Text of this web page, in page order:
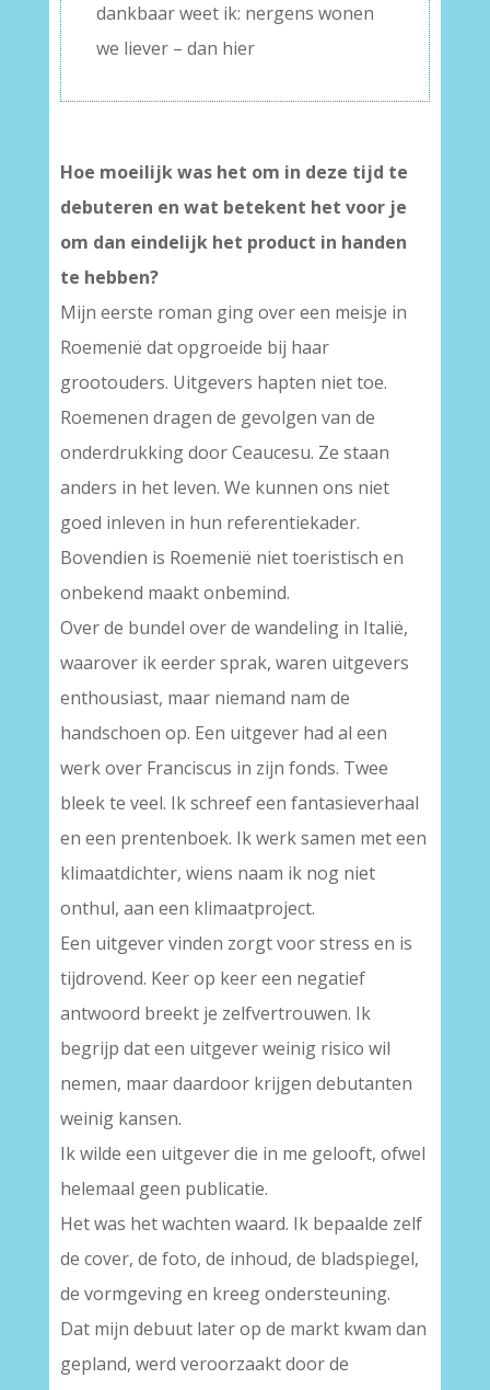
dankbaar weet ik: nergens wonen
we liever – dan hier
Hoe moeilijk was het om in deze tijd te
debuteren en wat betekent het voor je
om dan eindelijk het product in handen
te hebben?
Mijn eerste roman ging over een meisje in
Roemenië dat opgroeide bij haar
grootouders. Uitgevers hapten niet toe.
Roemenen dragen de gevolgen van de
onderdrukking door Ceaucesu. Ze staan
anders in het leven. We kunnen ons niet
goed inleven in hun referentiekader.
Bovendien is Roemenië niet toeristisch en
onbekend maakt onbemind.
Over de bundel over de wandeling in Italië,
waarover ik eerder sprak, waren uitgevers
enthousiast, maar niemand nam de
handschoen op. Een uitgever had al een
werk over Franciscus in zijn fonds. Twee
bleek te veel. Ik schreef een fantasieverhaal
en een prentenboek. Ik werk samen met een
klimaatdichter, wiens naam ik nog niet
onthul, aan een klimaatproject.
Een uitgever vinden zorgt voor stress en is
tijdrovend. Keer op keer een negatief
antwoord breekt je zelfvertrouwen. Ik
begrijp dat een uitgever weinig risico wil
nemen, maar daardoor krijgen debutanten
weinig kansen.
Ik wilde een uitgever die in me gelooft, ofwel
helemaal geen publicatie.
Het was het wachten waard. Ik bepaalde zelf
de cover, de foto, de inhoud, de bladspiegel,
de vormgeving en kreeg ondersteuning.
Dat mijn debuut later op de markt kwam dan
gepland, werd veroorzaakt door de